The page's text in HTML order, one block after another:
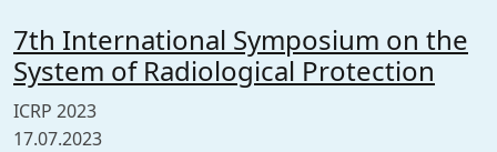
7th International Symposium on the
System of Radiological Protection
ICRP 2023
17.07.2023